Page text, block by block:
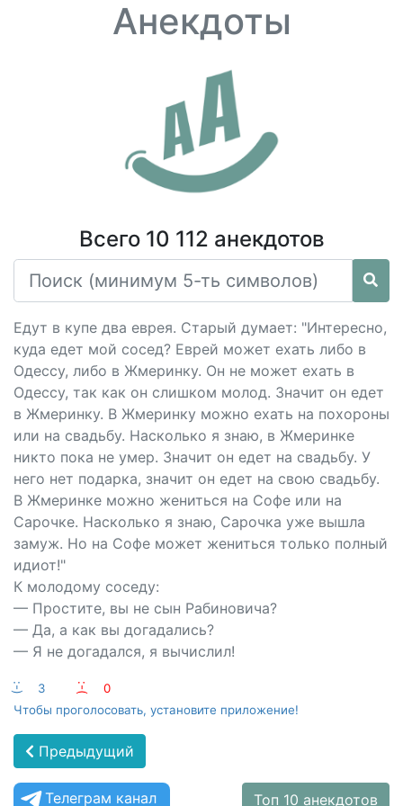
Анекдоты
Всего 10 112 анекдотов
Едут в купе два еврея. Старый думает: "Интересно,
куда едет мой сосед? Еврей может ехать либо в
Одессу, либо в Жмеринку. Он не может ехать в
Одессу, так как он слишком молод. Значит он едет
в Жмеринку. В Жмеринку можно ехать на похороны
или на свадьбу. Насколько я знаю, в Жмеринке
никто пока не умер. Значит он едет на свадьбу. У
него нет подарка, значит он едет на свою свадьбу.
В Жмеринке можно жениться на Софе или на
Сарочке. Насколько я знаю, Сарочка уже вышла
замуж. Но на Софе может жениться только полный
идиот!"
К молодому соседу:
— Простите, вы не сын Рабиновича?
— Да, а как вы догадались?
— Я не догадался, я вычислил!
:-) 3 :-(
0
Чтобы проголосовать, установите приложение!
Предыдущий
Телеграм канал Топ 10 анекдотов